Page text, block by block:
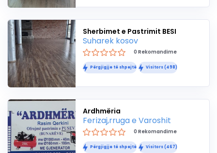
Sherbimet e Pastrimit BESI
Suharek kosov
0 Rekomandime
Përgjigjje të shpejtë Visitors (498)
Ardhmëria
Ferizaj,rruga e Varoshit
0 Rekomandime
Përgjigjje të shpejtë Visitors (467)